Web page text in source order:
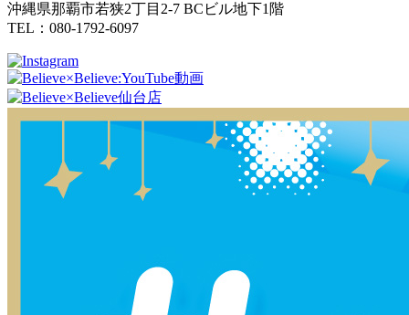
沖縄県那覇市若狭2丁目2-7 BCビル地下1階
TEL：080-1792-6097